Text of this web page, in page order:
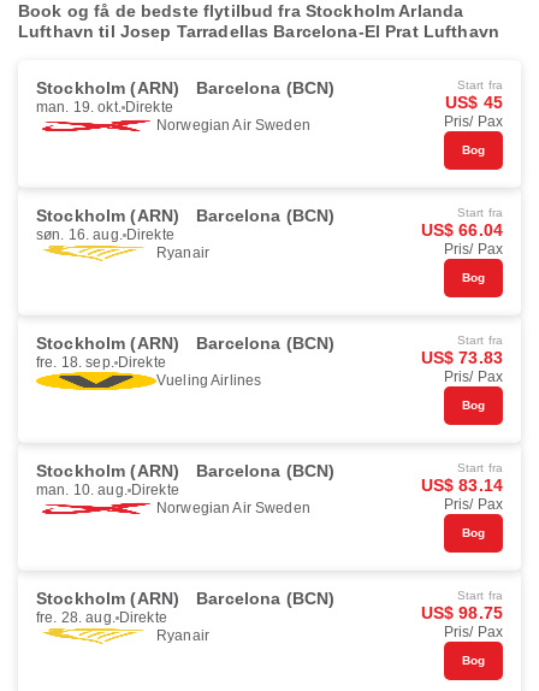
Book og få de bedste flytilbud fra Stockholm Arlanda
Lufthavn til Josep Tarradellas Barcelona-El Prat Lufthavn
Stockholm (ARN) Barcelona (BCN)
man. 19. okt. Direkte
Norwegian Air Sweden
Start fra
US$ 45
Pris/ Pax
Bog
Stockholm (ARN) Barcelona (BCN)
søn. 16. aug. Direkte
Ryanair
Start fra
US$ 66.04
Pris/ Pax
Bog
Stockholm (ARN) Barcelona (BCN)
fre. 18. sep. Direkte
Vueling Airlines
Start fra
US$ 73.83
Pris/ Pax
Bog
Stockholm (ARN) Barcelona (BCN)
man. 10. aug. Direkte
Norwegian Air Sweden
Start fra
US$ 83.14
Pris/ Pax
Bog
Stockholm (ARN) Barcelona (BCN)
fre. 28. aug. Direkte
Ryanair
Start fra
US$ 98.75
Pris/ Pax
Bog